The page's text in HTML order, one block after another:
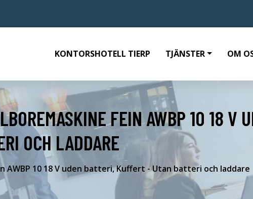
KONTORSHOTELL TIERP TJÄNSTER OM
FEIN AWBP 10 18 V
OCH LADDARE
AWBP 10 18 V uden batteri, Kuffert - Utan batteri och laddare